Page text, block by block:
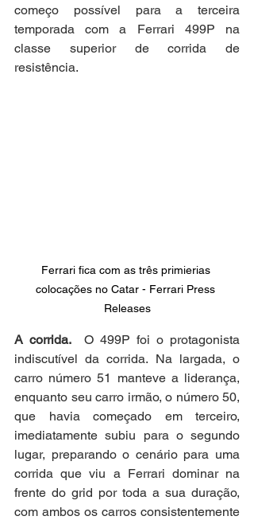
começo possível para a terceira
temporada com a Ferrari 499P na
classe superior de corrida de
resistência.
Ferrari fica com as três primierias
colocações no Catar - Ferrari Press
Releases
A corrida. O 499P foi o protagonista
indiscutível da corrida. Na largada, o
carro número 51 manteve a liderança,
enquanto seu carro irmão, o número 50,
que havia começado em terceiro,
imediatamente subiu para o segundo
lugar, preparando o cenário para uma
corrida que viu a Ferrari dominar na
frente do grid por toda a sua duração,
com ambos os carros consistentemente